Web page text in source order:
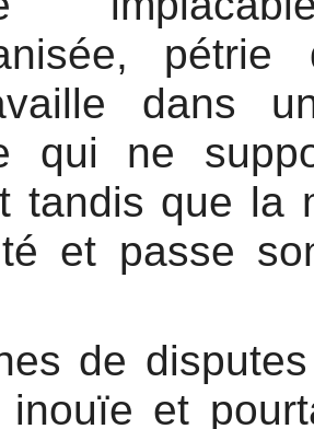
dans
qui ne
tandis que la
et passe
de
inouïe et